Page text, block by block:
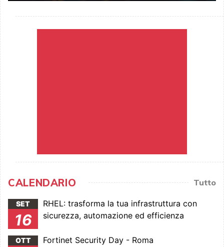
CALENDARIO Tutto
SET
16
RHEL: trasforma la tua infrastruttura con
sicurezza, automazione ed efficienza
OTT Fortinet Security Day - Roma